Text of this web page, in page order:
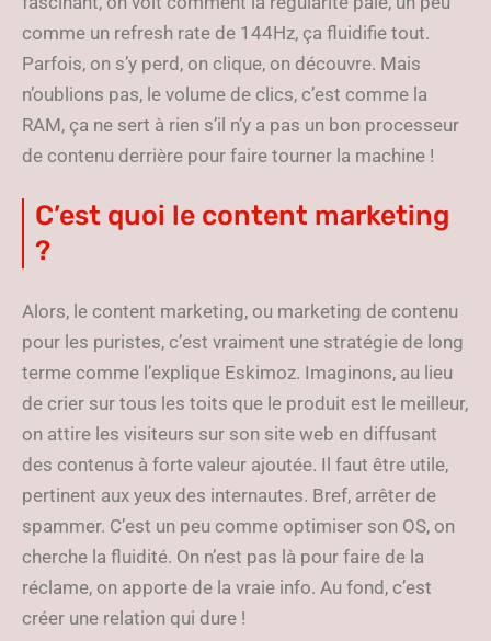
comme un refresh rate de 144Hz, ça fluidifie tout.
Parfois, on s’y perd, on clique, on découvre. Mais
n’oublions pas, le volume de clics, c’est comme la
RAM, ça ne sert à rien s’il n’y a pas un bon processeur
de contenu derrière pour faire tourner la machine !
C’est quoi le content marketing
?
Alors, le content marketing, ou marketing de contenu
pour les puristes, c’est vraiment une stratégie de long
terme comme l’explique Eskimoz. Imaginons, au lieu
de crier sur tous les toits que le produit est le meilleur,
on attire les visiteurs sur son site web en diffusant
des contenus à forte valeur ajoutée. Il faut être utile,
pertinent aux yeux des internautes. Bref, arrêter de
spammer. C’est un peu comme optimiser son OS, on
cherche la fluidité. On n’est pas là pour faire de la
réclame, on apporte de la vraie info. Au fond, c’est
créer une relation qui dure !